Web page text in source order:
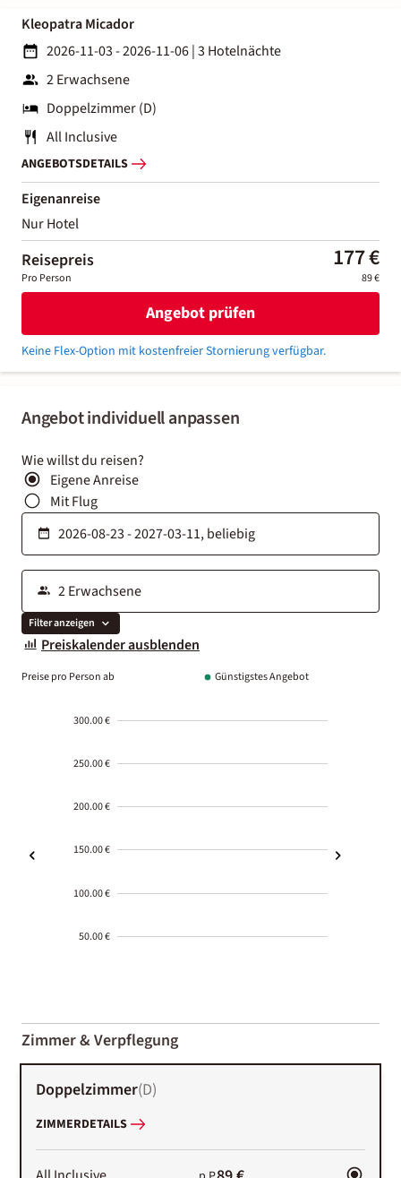
Angebot individuell anpassen
Wie willst du reisen?
Eigene Anreise
Mit Flug
Filter anzeigen
Preiskalender ausblenden
Preise pro Person ab Günstigstes Angebot
300.00 €
250.00 €
200.00 €
150.00 €
100.00 €
50.00 €
01-02
Zimmer & Verpflegung
Doppelzimmer(D)
ZIMMERDETAILS
Kleopatra Micador
2026-11-03 - 2026-11-06|3 Hotelnächte
2 Erwachsene
Doppelzimmer (D)
All Inclusive
ANGEBOTSDETAILS
Eigenanreise
Nur Hotel
Reisepreis 177 €
Pro Person 89 €
Angebot prüfen
Keine Flex-Option mit kostenfreier Stornierung verfügbar.